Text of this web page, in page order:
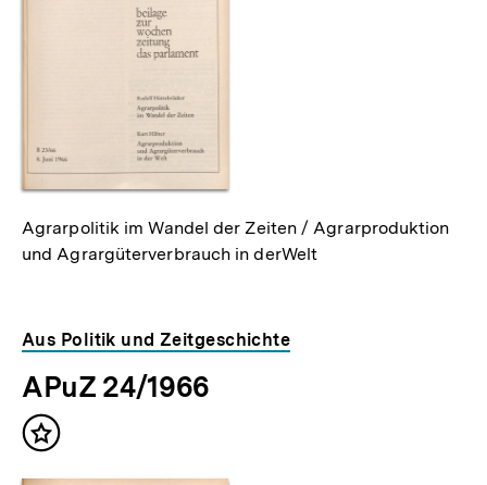
Agrarpolitik im Wandel der Zeiten / Agrarproduktion
und Agrargüterverbrauch in derWelt
Aus Politik und Zeitgeschichte
APuZ 24/1966
Inhalt